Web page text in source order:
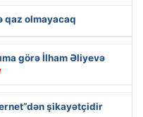
qaz olmayacaq
görə İlham Əliyevə
şikayətçidir